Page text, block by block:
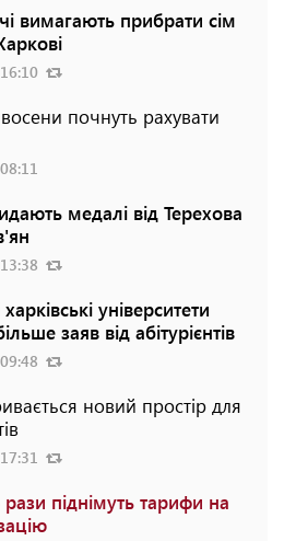
вимагають прибрати сім
почнуть рахувати
медалі від Терехова
університети
заяв від абітурієнтів
новий простір для
піднімуть тарифи на